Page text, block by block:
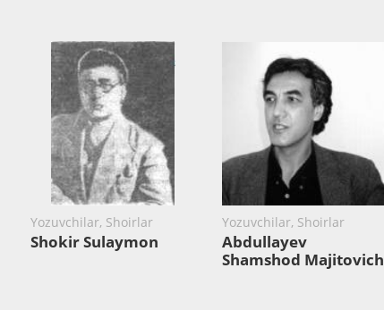
Yozuvchilar, Shoirlar
Shokir Sulaymon
Yozuvchilar, Shoirlar
Abdullayev
Shamshod Majitovich